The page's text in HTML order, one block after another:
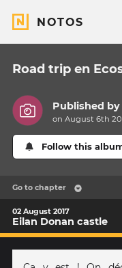
NOTOS
Road trip en
Published by
on August 6th
Follow this
Go to chapter
02 August 2017
Eilan Donan castle